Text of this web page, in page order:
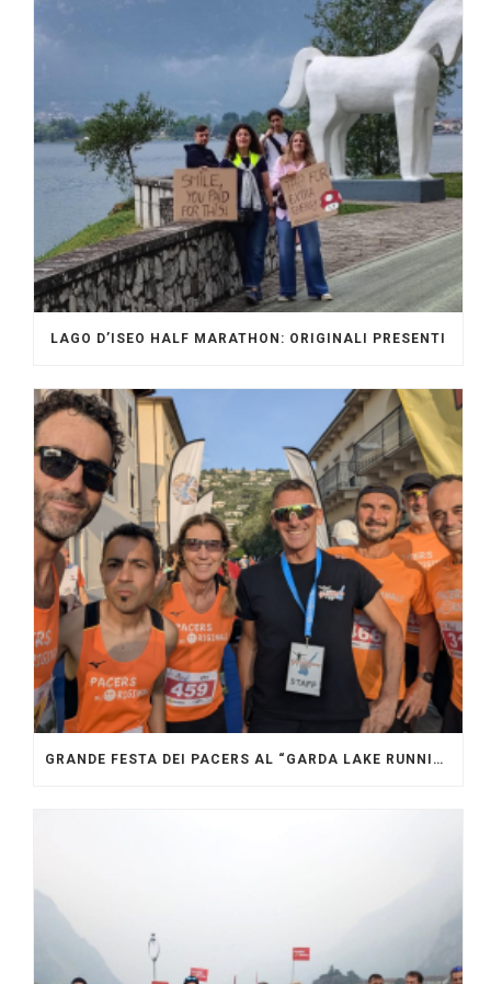
LAGO D’ISEO HALF MARATHON: ORIGINALI PRESENTI
GRANDE FESTA DEI PACERS AL “GARDA LAKE RUNNING FESTIVAL”